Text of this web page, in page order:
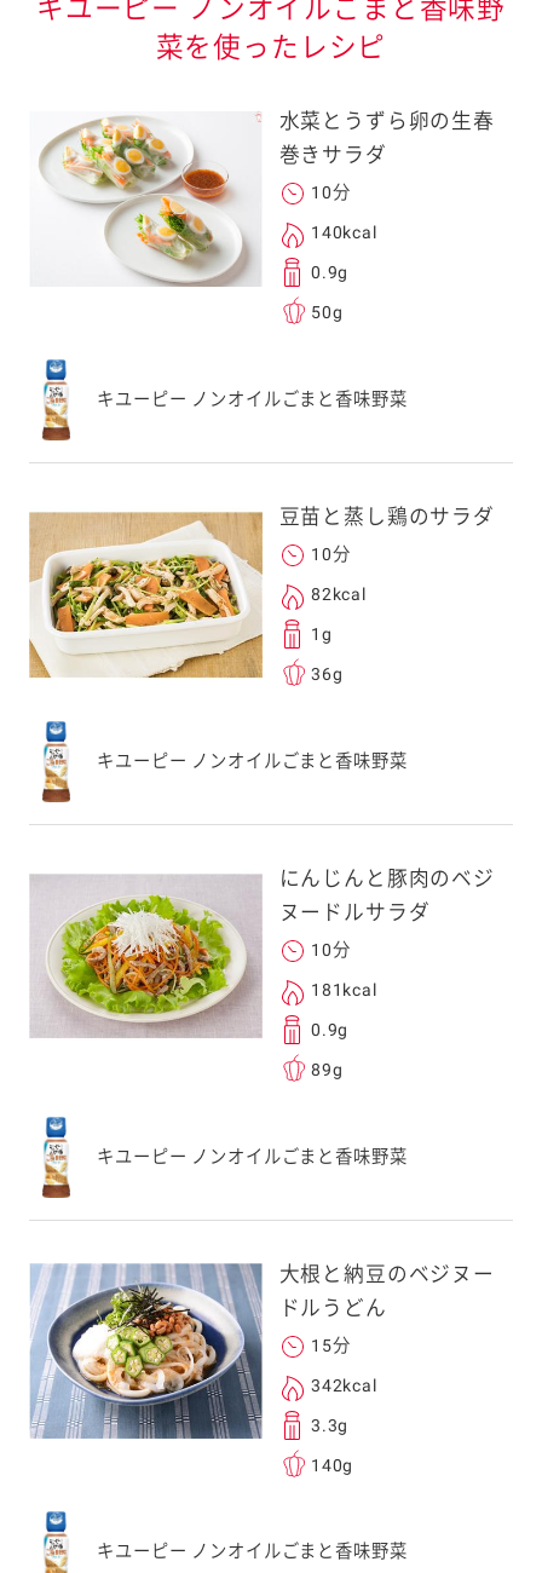
キユーピー ノンオイルごまと香味野
菜を使ったレシピ
水菜とうずら卵の生春
巻きサラダ
10分
140kcal
0.9g
50g
キユーピー ノンオイルごまと香味野菜
豆苗と蒸し鶏のサラダ
10分
82kcal
1g
36g
キユーピー ノンオイルごまと香味野菜
にんじんと豚肉のベジ
ヌードルサラダ
10分
181kcal
0.9g
89g
キユーピー ノンオイルごまと香味野菜
大根と納豆のベジヌー
ドルうどん
15分
342kcal
3.3g
140g
キユーピー ノンオイルごまと香味野菜